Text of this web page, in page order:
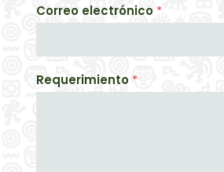
Correo electrónico *
Requerimiento *